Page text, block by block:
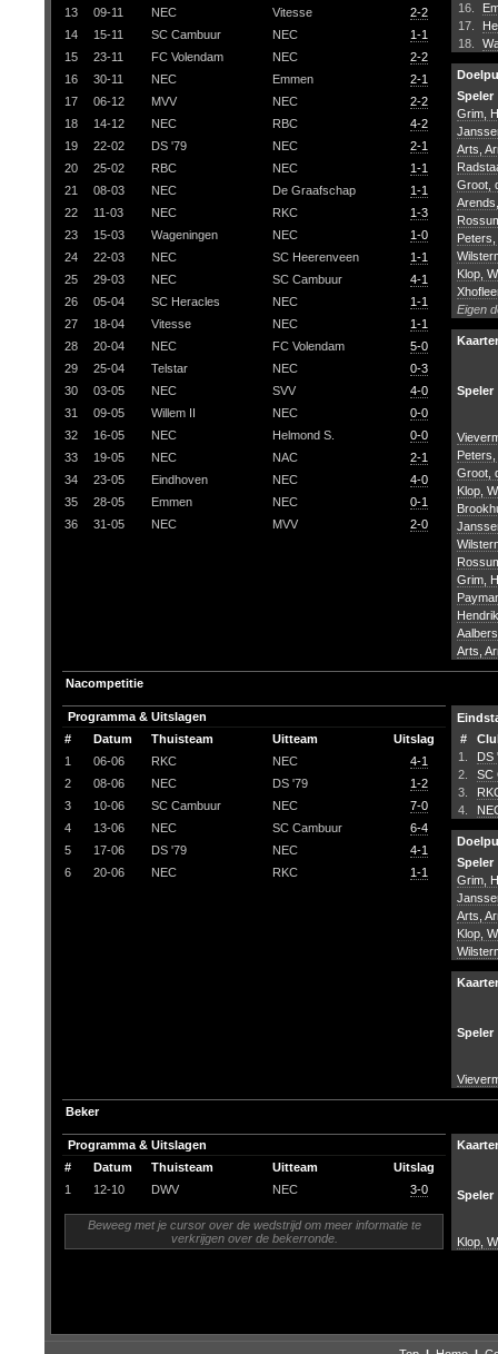
13
09-11 NEC Vitesse
2-2
14
15-11 SC Cambuur NEC
1-1
15
23-11 FC Volendam NEC
2-2
16
30-11 NEC Emmen
2-1
17
06-12 MVV NEC
2-2
18
14-12 NEC RBC
4-2
19
22-02 DS '79 NEC
2-1
20
25-02 RBC NEC
1-1
21
08-03 NEC De Graafschap
1-1
22
11-03 NEC RKC
1-3
23
15-03 Wageningen NEC
1-0
24
22-03 NEC SC Heerenveen
1-1
25
29-03 NEC SC Cambuur
4-1
26
05-04 SC Heracles NEC
1-1
27
18-04 Vitesse NEC
1-1
28
20-04 NEC FC Volendam
5-0
29
25-04 Telstar NEC
0-3
30
03-05 NEC SVV
4-0
31
09-05 Willem II NEC
0-0
32
16-05 NEC Helmond S.
0-0
33
19-05 NEC NAC
2-1
34
23-05 Eindhoven NEC
4-0
35
28-05 Emmen NEC
0-1
36
31-05 NEC MVV 2-0
16.
17.
18.
Speler
Grim,
Arts,
Groot,
Klop,
Eigen
Speler
Groot,
Klop,
Grim,
Arts,
Nacompetitie
Programma & Uitslagen
#
Datum Thuisteam Uitteam
Uitslag
1
06-06 RKC NEC
4-1
2
08-06 NEC DS '79
1-2
3
10-06 SC Cambuur NEC
7-0
4
13-06 NEC SC Cambuur
6-4
5
17-06 DS '79 NEC
4-1
6
20-06 NEC RKC 1-1
#
1.
DS
2.
SC
3.
4.
Speler
Grim,
Arts,
Klop,
Speler
Beker
Programma & Uitslagen
#
Datum Thuisteam Uitteam
Uitslag
1
12-10 DWV NEC 3-0
Beweeg met je cursor over de wedstrijd om meer informatie te
verkrijgen over de bekerronde.
Speler
Klop,